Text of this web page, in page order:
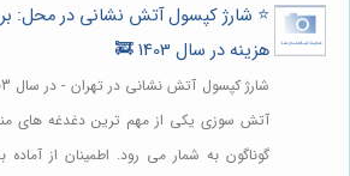
⭐️ شارژ کپسول آتش نشانی در محل:
هزینه در سال 1403 🚒
آتش سوزی یکی از مهم ترین دغدغه های
گوناگون به شمار می رود. اطمینان از